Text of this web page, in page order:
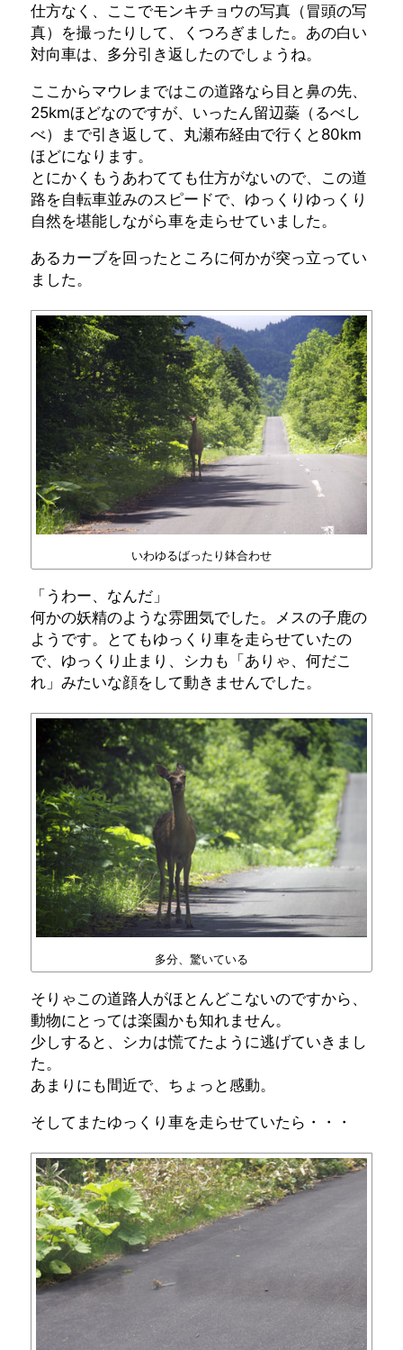
仕方なく、ここでモンキチョウの写真（冒頭の写
真）を撮ったりして、くつろぎました。あの白い
対向車は、多分引き返したのでしょうね。
ここからマウレまではこの道路なら目と鼻の先、
25kmほどなのですが、いったん留辺蘂（るべし
べ）まで引き返して、丸瀬布経由で行くと80km
ほどになります。
とにかくもうあわてても仕方がないので、この道
路を自転車並みのスピードで、ゆっくりゆっくり
自然を堪能しながら車を走らせていました。
あるカーブを回ったところに何かが突っ立ってい
ました。
いわゆるばったり鉢合わせ
「うわー、なんだ」
何かの妖精のような雰囲気でした。メスの子鹿の
ようです。とてもゆっくり車を走らせていたの
で、ゆっくり止まり、シカも「ありゃ、何だこ
れ」みたいな顔をして動きませんでした。
多分、驚いている
そりゃこの道路人がほとんどこないのですから、
動物にとっては楽園かも知れません。
少しすると、シカは慌てたように逃げていきまし
た。
あまりにも間近で、ちょっと感動。
そしてまたゆっくり車を走らせていたら・・・